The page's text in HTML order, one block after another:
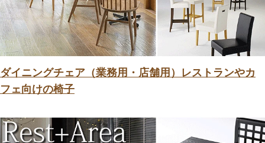
ダイニングチェア（業務用・店舗用）レストランやカ
フェ向けの椅子